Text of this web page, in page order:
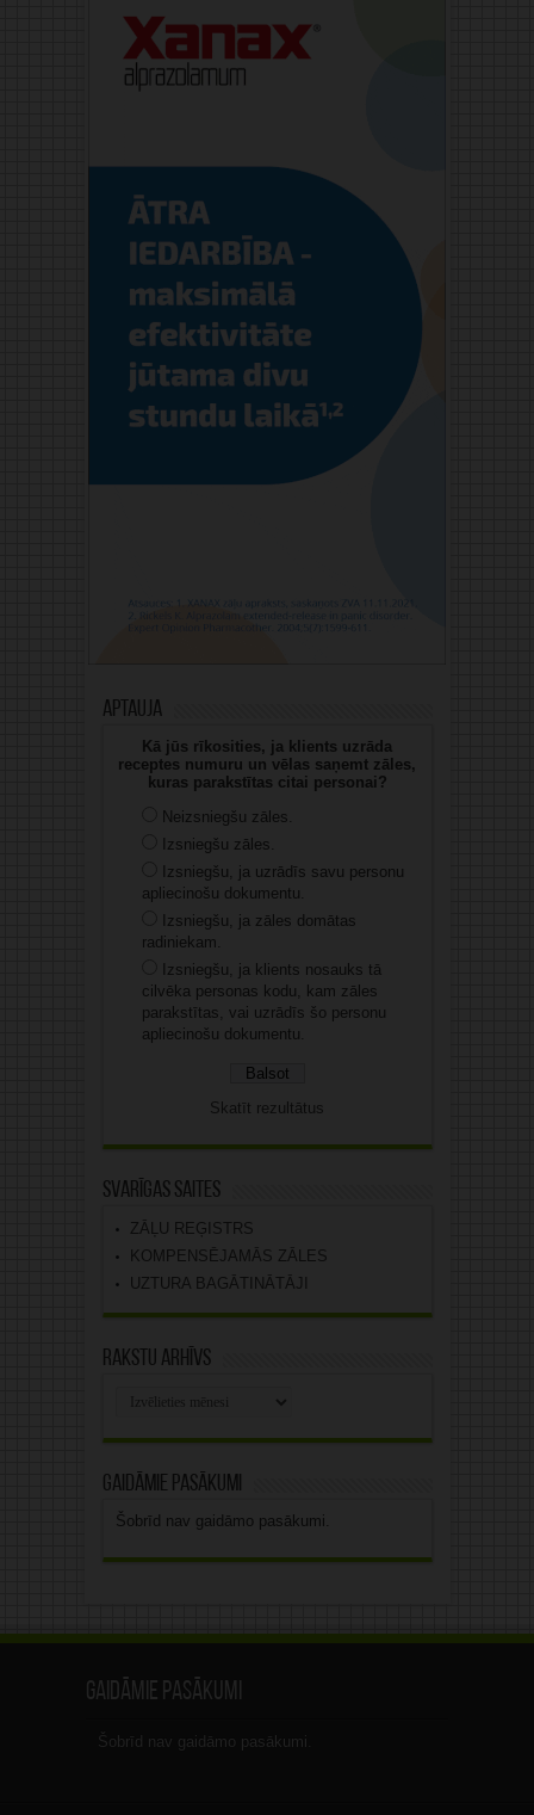
Aptauja
Kā jūs rīkosities, ja klients uzrāda
receptes numuru un vēlas saņemt zāles,
kuras parakstītas citai personai?
Neizsniegšu zāles.
Izsniegšu zāles.
Izsniegšu, ja uzrādīs savu personu
apliecinošu dokumentu.
Izsniegšu, ja zāles domātas
radiniekam.
Izsniegšu, ja klients nosauks tā
cilvēka personas kodu, kam zāles
parakstītas, vai uzrādīs šo personu
apliecinošu dokumentu.
Skatīt rezultātus
Svarīgas saites
ZĀĻU REĢISTRS
KOMPENSĒJAMĀS ZĀLES
UZTURA BAGĀTINĀTĀJI
Rakstu arhīvs
Gaidāmie pasākumi
Šobrīd nav gaidāmo pasākumi.
Gaidāmie pasākumi
Šobrīd nav gaidāmo pasākumi.